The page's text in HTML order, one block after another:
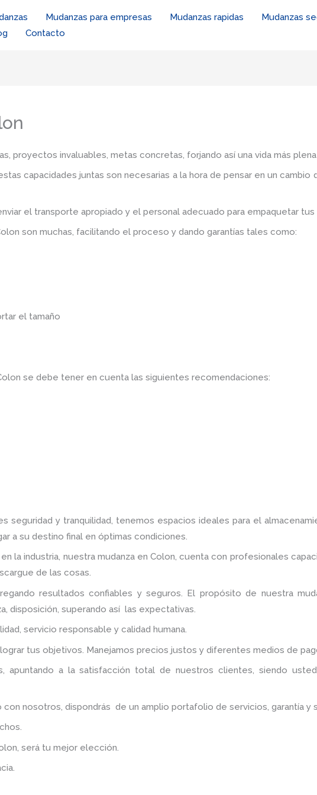
Mudanzas para empresas Mudanzas rapidas Mudanzas
Contacto
proyectos invaluables, metas concretas, forjando así una vida más
capacidades juntas son necesarias a la hora de pensar en un cambio
el transporte apropiado y el personal adecuado para empaquetar tus
son muchas, facilitando el proceso y dando garantías tales como:
el tamaño
se debe tener en cuenta las siguientes recomendaciones:
seguridad y tranquilidad, tenemos espacios ideales para el
a su destino final en óptimas condiciones.
la industria, nuestra mudanza en Colon, cuenta con profesionales
de las cosas.
resultados confiables y seguros. El propósito de nuestra
disposición, superando así las expectativas.
servicio responsable y calidad humana.
tus objetivos. Manejamos precios justos y diferentes medios de
apuntando a la satisfacción total de nuestros clientes, siendo
nosotros, dispondrás de un amplio portafolio de servicios, garantía y
, será tu mejor elección.